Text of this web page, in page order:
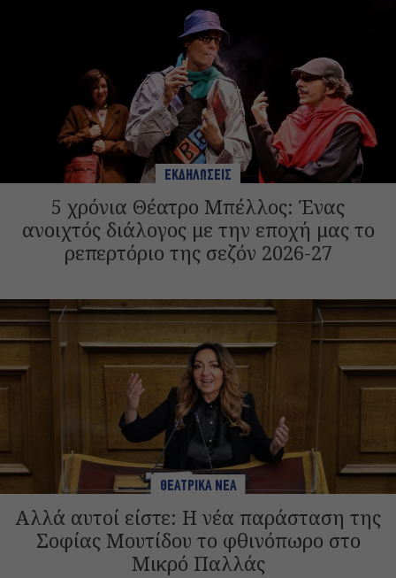
ΕΚΔΗΛΩΣΕΙΣ
5 χρόνια Θέατρο Μπέλλος: Ένας
ανοιχτός διάλογος με την εποχή μας το
ρεπερτόριο της σεζόν 2026-27
ΘΕΑΤΡΙΚΑ ΝΕΑ
Αλλά αυτοί είστε: Η νέα παράσταση της
Σοφίας Μουτίδου το φθινόπωρο στο
Μικρό Παλλάς